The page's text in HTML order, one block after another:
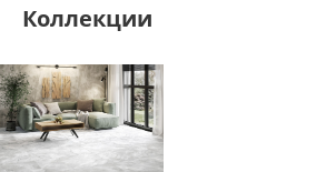
Коллекции